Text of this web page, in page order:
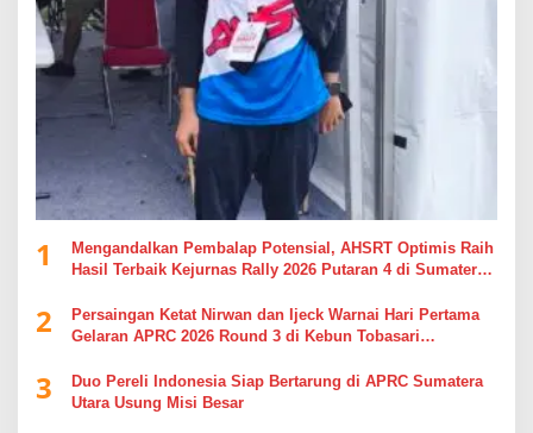
1
Mengandalkan Pembalap Potensial, AHSRT Optimis Raih
Hasil Terbaik Kejurnas Rally 2026 Putaran 4 di Sumatera
2
Persaingan Ketat Nirwan dan Ijeck Warnai Hari Pertama
Gelaran APRC 2026 Round 3 di Kebun Tobasari
3
Duo Pereli Indonesia Siap Bertarung di APRC Sumatera
Utara Usung Misi Besar